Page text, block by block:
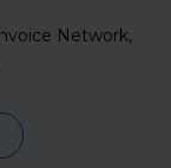
Network,